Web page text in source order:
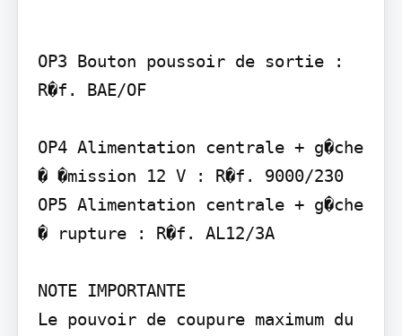
OP3 Bouton poussoir de sortie :
R�f. BAE/OF
OP4 Alimentation centrale + g�che
� �mission 12 V : R�f. 9000/230
OP5 Alimentation centrale + g�che
� rupture : R�f. AL12/3A
NOTE IMPORTANTE
Le pouvoir de coupure maximum du